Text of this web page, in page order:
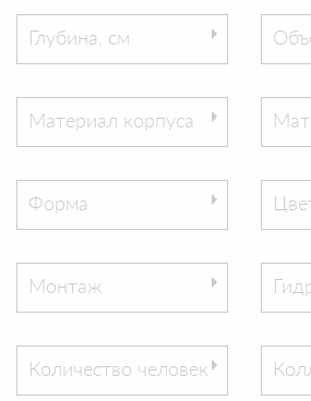
Глубина, см
Материал корпуса
Форма
Монтаж
Количество человек